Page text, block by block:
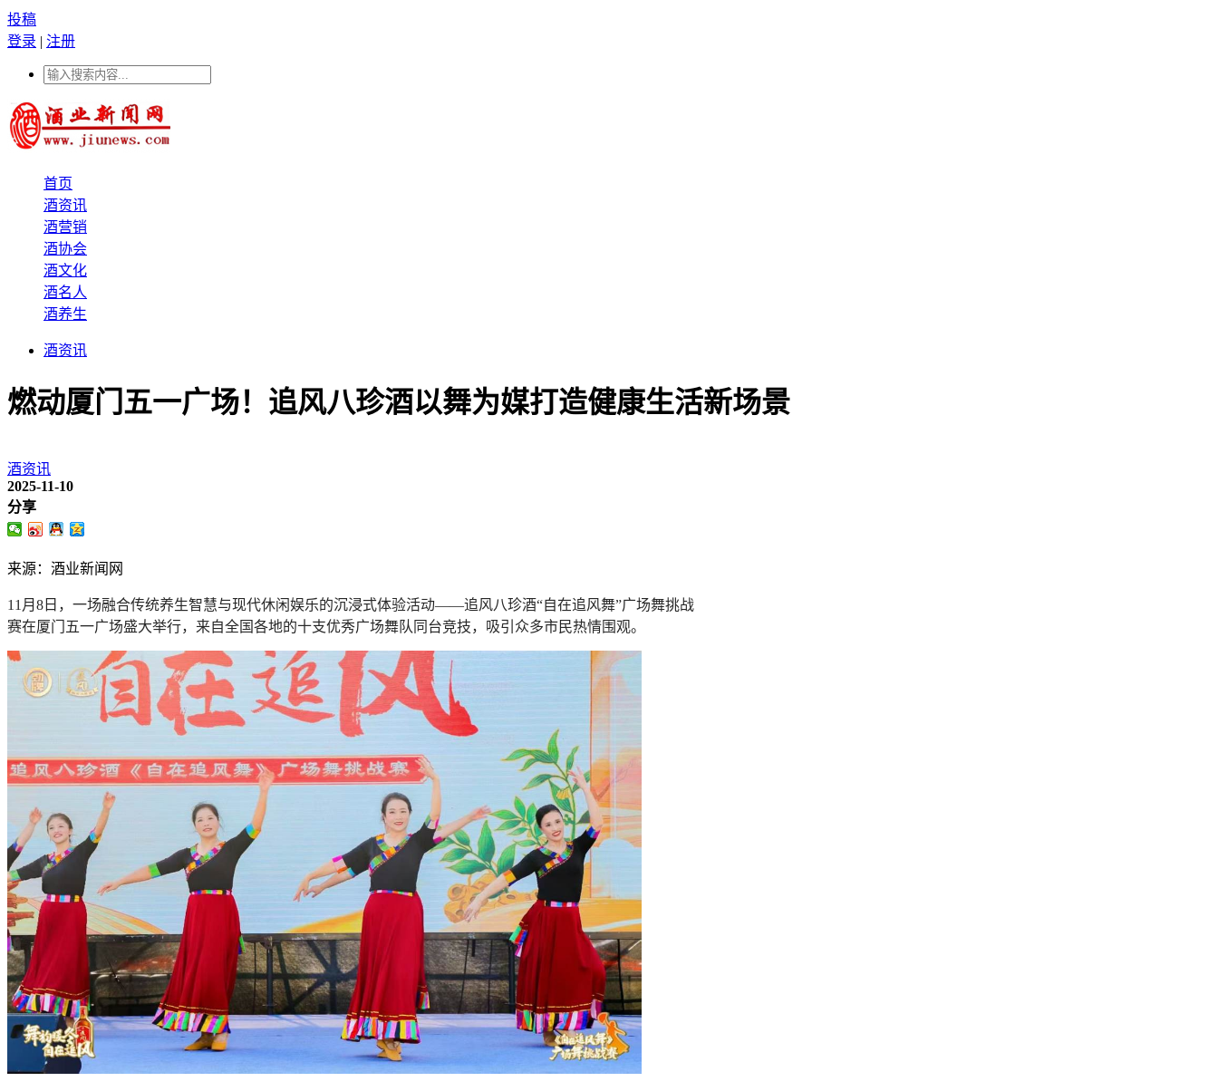
投稿
登录 | 注册
首页
酒资讯
酒营销
酒协会
酒文化
酒名人
酒养生
酒资讯
燃动厦门五一广场！追风八珍酒以舞为媒打造健康生活新场景
酒资讯
2025-11-10
分享
来源：酒业新闻网
11月8日，一场融合传统养生智慧与现代休闲娱乐的沉浸式体验活动——追风八珍酒“自在追风舞”广场舞挑战
赛在厦门五一广场盛大举行，来自全国各地的十支优秀广场舞队同台竞技，吸引众多市民热情围观。